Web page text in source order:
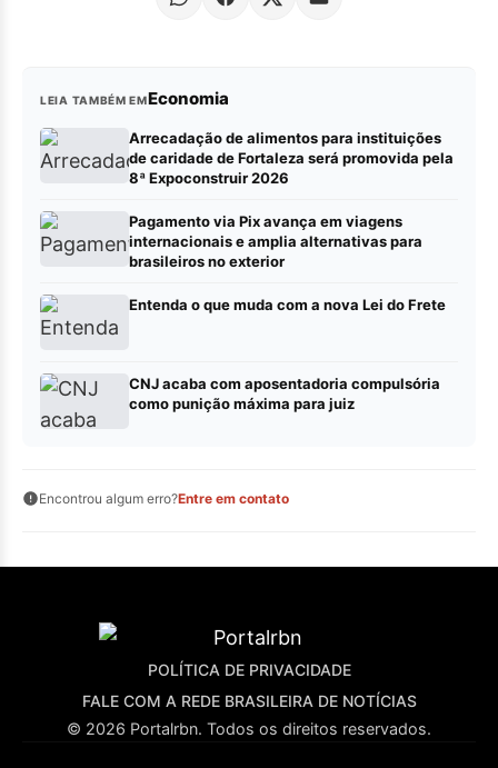
LEIA TAMBÉM EMEconomia
Arrecadação de alimentos para instituições
de caridade de Fortaleza será promovida pela
8ª Expoconstruir 2026
Pagamento via Pix avança em viagens
internacionais e amplia alternativas para
brasileiros no exterior
Entenda o que muda com a nova Lei do Frete
CNJ acaba com aposentadoria compulsória
como punição máxima para juiz
Encontrou algum erro?Entre em contato
POLÍTICA DE PRIVACIDADE
FALE COM A REDE BRASILEIRA DE NOTÍCIAS
© 2026 Portalrbn. Todos os direitos reservados.